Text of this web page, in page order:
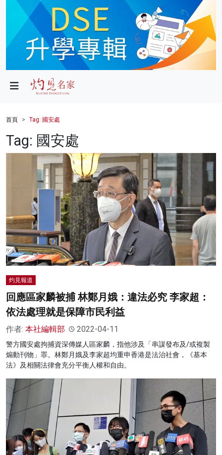
政局
財經
健康
科技
影片
名家榜
灼見活動
關於我們
首頁 Tag: 國安處
Tag: 國安處
灼見報道
回應區家麟被捕 林鄭月娥：違法必究 李家超：
依法處理就是保障市民利益
作者: 本社編輯部 2022-04-11
警方國安處拘捕資深傳媒人區家麟，指他涉及「串謀發布及/或複製
煽動刊物」罪。林鄭月娥及李家超均重申香港是法治社會，《基本
法》及相關法律會充分平衡人權和自由。